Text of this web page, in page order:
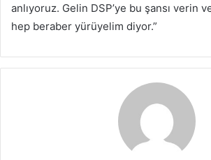
anlıyoruz. Gelin DSP’ye bu şansı verin
hep beraber yürüyelim diyor.”